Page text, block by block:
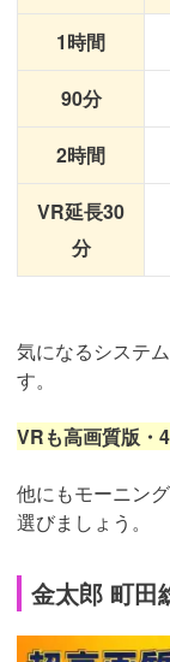
1時間
90分
2時間
VR延長30
分
気になるシステ
す。
VRも高画質版・
他にもモーニン
選びましょう。
金太郎 町田